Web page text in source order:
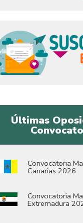
Últimas
Convocatoria
Canarias 2026
Convocatoria
Extremadura